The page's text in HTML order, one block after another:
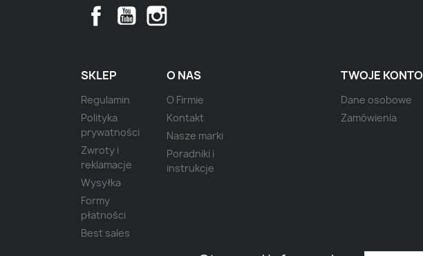
FacebookYouTube
SKLEP
Regulamin
Polityka
prywatności
Zwroty i
reklamacje
Wysyłka
Formy
płatności
Best sales
O NAS
O Firmie
Kontakt
Nasze marki
Poradniki i
instrukcje
TWOJE KONTO
Dane osobowe
Zamówienia